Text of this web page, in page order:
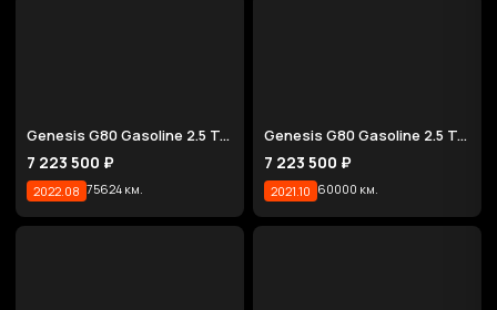
Genesis G80 Gasoline 2.5 Turbo AWD
7 223 500 ₽
2022.08 75624 км.
Genesis G80 Gasoline 2.5 Turbo AWD
7 223 500 ₽
2021.10 60000 км.